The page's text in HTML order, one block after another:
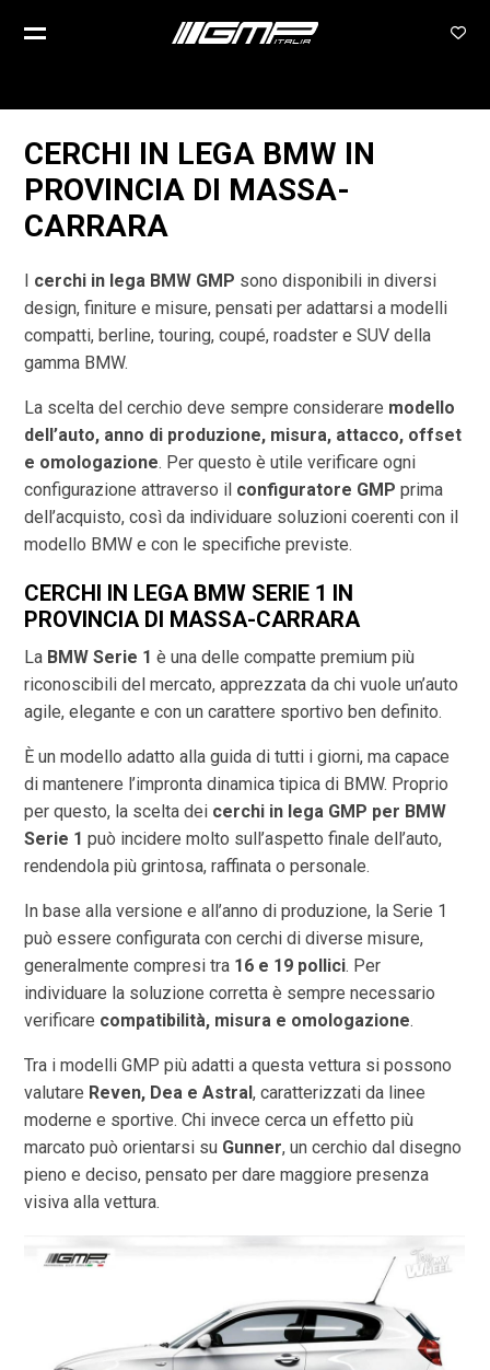
CERCHI IN LEGA BMW IN
PROVINCIA DI MASSA-
CARRARA
I cerchi in lega BMW GMP sono disponibili in diversi
design, finiture e misure, pensati per adattarsi a modelli
compatti, berline, touring, coupé, roadster e SUV della
gamma BMW.
La scelta del cerchio deve sempre considerare modello
dell’auto, anno di produzione, misura, attacco, offset
e omologazione. Per questo è utile verificare ogni
configurazione attraverso il configuratore GMP prima
dell’acquisto, così da individuare soluzioni coerenti con il
modello BMW e con le specifiche previste.
CERCHI IN LEGA BMW SERIE 1 IN
PROVINCIA DI MASSA-CARRARA
La BMW Serie 1 è una delle compatte premium più
riconoscibili del mercato, apprezzata da chi vuole un’auto
agile, elegante e con un carattere sportivo ben definito.
È un modello adatto alla guida di tutti i giorni, ma capace
di mantenere l’impronta dinamica tipica di BMW. Proprio
per questo, la scelta dei cerchi in lega GMP per BMW
Serie 1 può incidere molto sull’aspetto finale dell’auto,
rendendola più grintosa, raffinata o personale.
In base alla versione e all’anno di produzione, la Serie 1
può essere configurata con cerchi di diverse misure,
generalmente compresi tra 16 e 19 pollici. Per
individuare la soluzione corretta è sempre necessario
verificare compatibilità, misura e omologazione.
Tra i modelli GMP più adatti a questa vettura si possono
valutare Reven, Dea e Astral, caratterizzati da linee
moderne e sportive. Chi invece cerca un effetto più
marcato può orientarsi su Gunner, un cerchio dal disegno
pieno e deciso, pensato per dare maggiore presenza
visiva alla vettura.